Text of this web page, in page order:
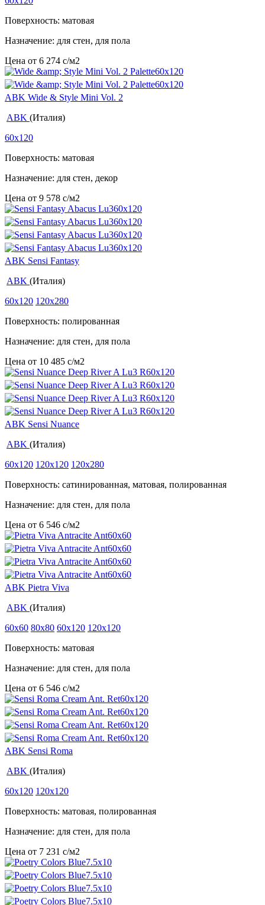
Поверхность: матовая
Назначение: для стен, для пола
Цена от 6 274 c/м2
ABK Wide & Style Mini Vol. 2
ABK (Италия)
60x120
Поверхность: матовая
Назначение: для стен, декор
Цена от 9 578 c/м2
ABK Sensi Fantasy
ABK (Италия)
60x120 120x280
Поверхность: полированная
Назначение: для стен, для пола
Цена от 10 485 c/м2
ABK Sensi Nuance
ABK (Италия)
60x120 120x120 120x280
Поверхность: сатинированная, матовая, полированная
Назначение: для стен, для пола
Цена от 6 546 c/м2
ABK Pietra Viva
ABK (Италия)
60x60 80x80 60x120 120x120
Поверхность: матовая
Назначение: для стен, для пола
Цена от 6 546 c/м2
ABK Sensi Roma
ABK (Италия)
60x120 120x120
Поверхность: матовая, полированная
Назначение: для стен, для пола
Цена от 7 231 c/м2